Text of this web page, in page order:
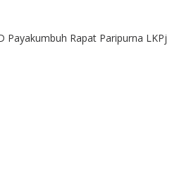
Payakumbuh Rapat Paripurna LKPj